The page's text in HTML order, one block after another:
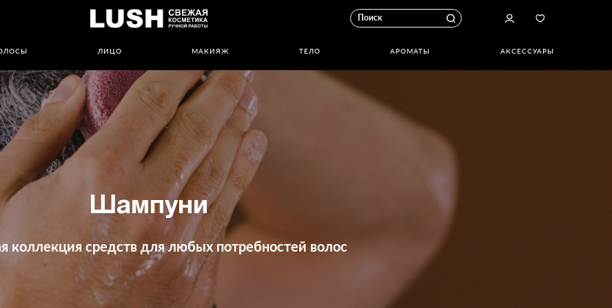
ЛИЦО МАКИЯЖ ТЕЛО АРОМАТЫ АКСЕССУАРЫ
Шампуни
коллекция средств для любых потребностей волос